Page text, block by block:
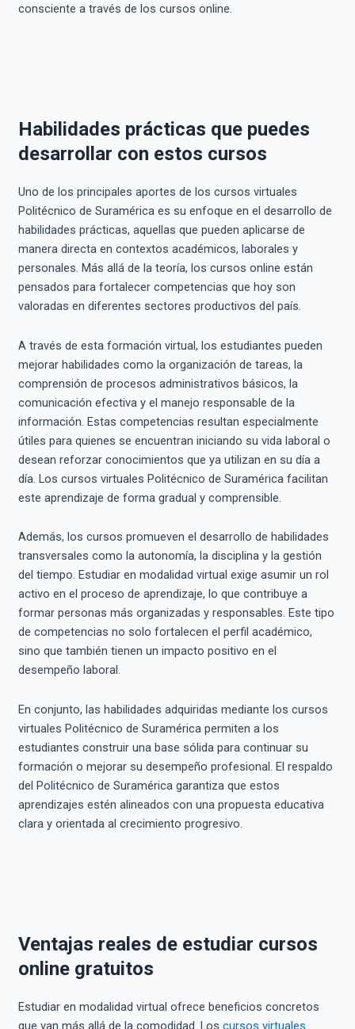
consciente a través de los cursos online.
Habilidades prácticas que puedes
desarrollar con estos cursos
Uno de los principales aportes de los cursos virtuales
Politécnico de Suramérica es su enfoque en el desarrollo de
habilidades prácticas, aquellas que pueden aplicarse de
manera directa en contextos académicos, laborales y
personales. Más allá de la teoría, los cursos online están
pensados para fortalecer competencias que hoy son
valoradas en diferentes sectores productivos del país.
A través de esta formación virtual, los estudiantes pueden
mejorar habilidades como la organización de tareas, la
comprensión de procesos administrativos básicos, la
comunicación efectiva y el manejo responsable de la
información. Estas competencias resultan especialmente
útiles para quienes se encuentran iniciando su vida laboral o
desean reforzar conocimientos que ya utilizan en su día a
día. Los cursos virtuales Politécnico de Suramérica facilitan
este aprendizaje de forma gradual y comprensible.
Además, los cursos promueven el desarrollo de habilidades
transversales como la autonomía, la disciplina y la gestión
del tiempo. Estudiar en modalidad virtual exige asumir un rol
activo en el proceso de aprendizaje, lo que contribuye a
formar personas más organizadas y responsables. Este tipo
de competencias no solo fortalecen el perfil académico,
sino que también tienen un impacto positivo en el
desempeño laboral.
En conjunto, las habilidades adquiridas mediante los cursos
virtuales Politécnico de Suramérica permiten a los
estudiantes construir una base sólida para continuar su
formación o mejorar su desempeño profesional. El respaldo
del Politécnico de Suramérica garantiza que estos
aprendizajes estén alineados con una propuesta educativa
clara y orientada al crecimiento progresivo.
Ventajas reales de estudiar cursos
online gratuitos
Estudiar en modalidad virtual ofrece beneficios concretos